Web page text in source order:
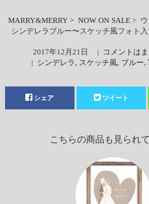
MARRY&MERRY > NOW ON SALE >
シンデレラブルー〜スケッチ風フォト
2017年12月21日 |
コメントは
| シンデレラ, スケッチ風, ブルー,
シェア ツイート
こちらの商品も見られ